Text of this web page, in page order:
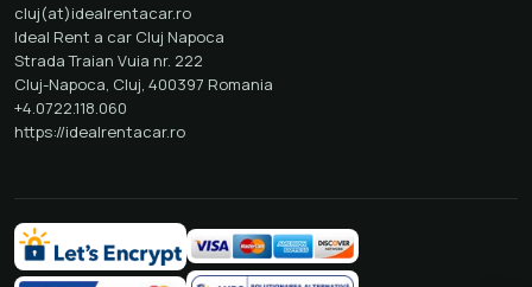
cluj(at)idealrentacar.ro
Ideal Rent a car Cluj Napoca
Strada Traian Vuia nr. 222
Cluj-Napoca, Cluj, 400397 Romania
+4.0722.118.060
https://idealrentacar.ro